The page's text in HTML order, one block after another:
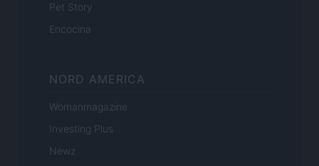
Pet Story
Encocina
NORD AMERICA
Womanmagazine
Investing Plus
Newz